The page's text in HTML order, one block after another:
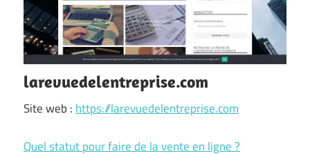
larevuedelentreprise.com
Site web : https://larevuedelentreprise.com
Quel statut pour faire de la vente en ligne ?